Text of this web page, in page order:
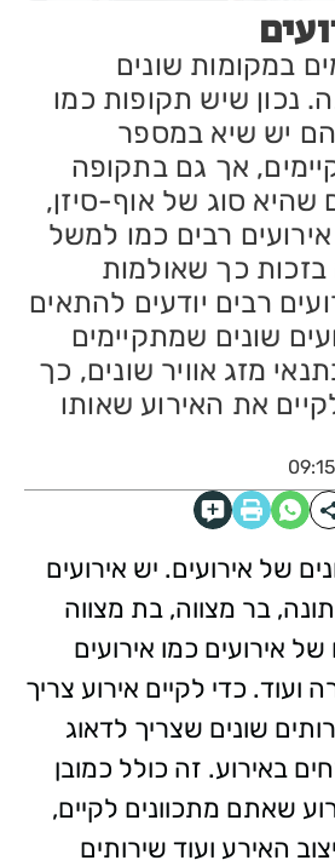
במקומות שונים
נכון שיש תקופות כמו
יש שיא במספר
אך גם בתקופה
שהיא סוג של אוף-סיזן,
אירועים רבים כמו למשל
כך שאולמות
רבים יודעים להתאים
שונים שמתקיימים
מזג אוויר שונים, כך
את האירוע שאותו
של אירועים. יש אירועים
בר מצווה, בת מצווה
של אירועים כמו אירועים
ועוד. כדי לקיים אירוע צריך
שונים שצריך לדאוג
באירוע. זה כולל כמובן
שאתם מתכוונים לקיים,
האירע ועוד שירותים